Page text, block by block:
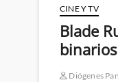
ahora:
Leon
Kowalski
CINE Y TV
Blade
Diógenes